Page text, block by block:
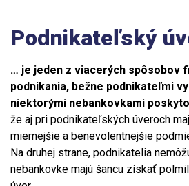
Podnikateľský
… je jeden z viacerých spôsobov
podnikania, bežne podnikateľmi
niektorými nebankovkami
že aj pri podnikateľských úveroch
miernejšie a benevolentnejšie
Na druhej strane, podnikatelia
nebankovke majú šancu získať